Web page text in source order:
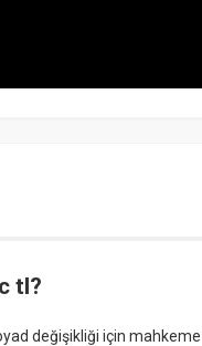
tl?
değişikliği için